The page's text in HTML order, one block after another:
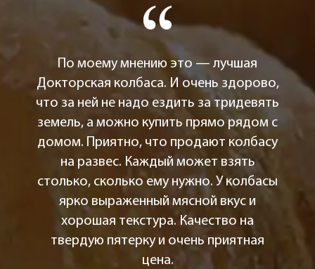
По моему мнению это — лучшая
Докторская колбаса. И очень здорово,
что за ней не надо ездить за тридевять
земель, а можно купить прямо рядом с
домом. Приятно, что продают колбасу
на развес. Каждый может взять
столько, сколько ему нужно. У колбасы
ярко выраженный мясной вкус и
хорошая текстура. Качество на
твердую пятерку и очень приятная
цена.